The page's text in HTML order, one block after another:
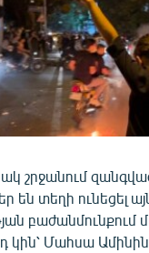
շրջանում
են տեղի ունեցել
բաժանմունքում
Մահսա